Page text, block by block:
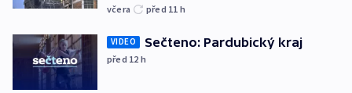
včera před 11 h
VIDEO Sečteno: Pardubický kraj
před 12 h